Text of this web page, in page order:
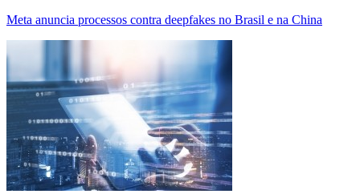
Meta anuncia processos contra deepfakes no Brasil e na China